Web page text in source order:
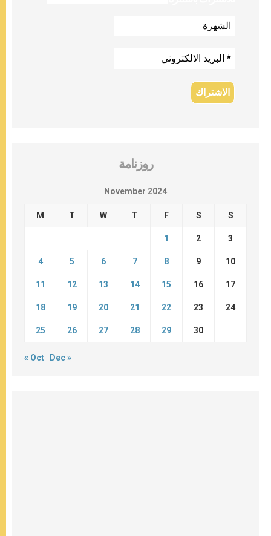
روزنامة
November 2024
M T W T F S S
1 2 3
4 5 6 7 8 9 10
11 12 13 14 15 16 17
18 19 20 21 22 23 24
25 26 27 28 29 30
« Oct Dec »